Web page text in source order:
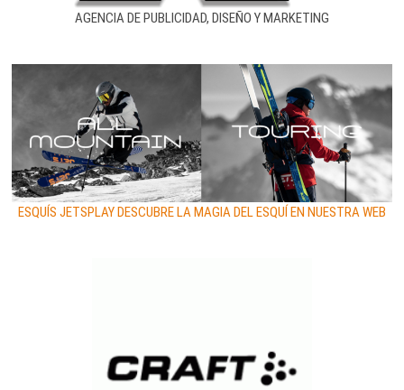
AGENCIA DE PUBLICIDAD, DISEÑO Y MARKETING
ESQUÍS JETSPLAY DESCUBRE LA MAGIA DEL ESQUÍ EN NUESTRA WEB